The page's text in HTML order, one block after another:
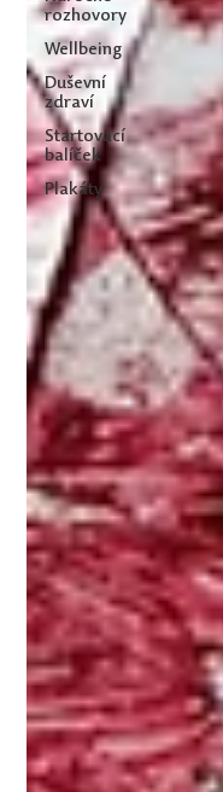
rozhovory
Wellbeing
Duševní
zdraví
Startovací
balíček
Plakáty